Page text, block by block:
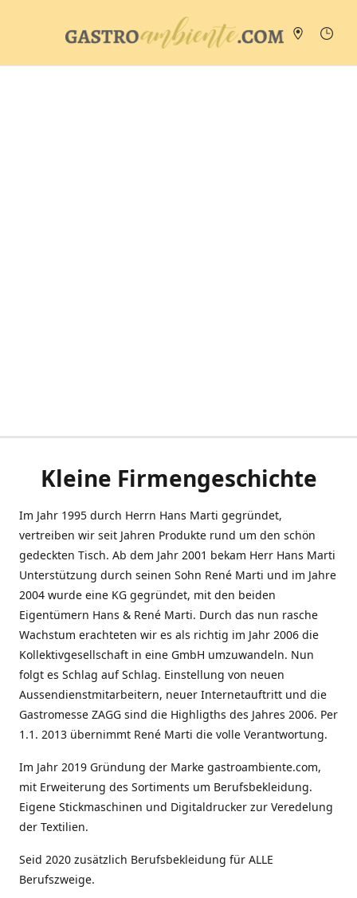
Kleine Firmengeschichte
Im Jahr 1995 durch Herrn Hans Marti gegründet,
vertreiben wir seit Jahren Produkte rund um den schön
gedeckten Tisch. Ab dem Jahr 2001 bekam Herr Hans Marti
Unterstützung durch seinen Sohn René Marti und im Jahre
2004 wurde eine KG gegründet, mit den beiden
Eigentümern Hans & René Marti. Durch das nun rasche
Wachstum erachteten wir es als richtig im Jahr 2006 die
Kollektivgesellschaft in eine GmbH umzuwandeln. Nun
folgt es Schlag auf Schlag. Einstellung von neuen
Aussendienstmitarbeitern, neuer Internetauftritt und die
Gastromesse ZAGG sind die Highligths des Jahres 2006. Per
1.1. 2013 übernimmt René Marti die volle Verantwortung.
Im Jahr 2019 Gründung der Marke gastroambiente.com,
mit Erweiterung des Sortiments um Berufsbekleidung.
Eigene Stickmaschinen und Digitaldrucker zur Veredelung
der Textilien.
Seid 2020 zusätzlich Berufsbekleidung für ALLE
Berufszweige.